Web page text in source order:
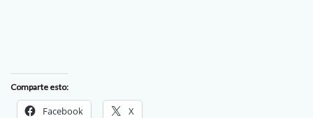
Comparte esto:
Facebook X